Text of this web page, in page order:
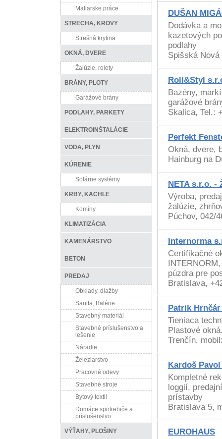
Maliarske práce
STRECHA, KROVY
Strešná krytina
OKNÁ, DVERE
Žalúzie, rolety
BRÁNY, PLOTY
Garážové brány
PODLAHY, PARKETY
ELEKTROINŠTALÁCIE
VODA, PLYN
KÚRENIE
Solárne systémy
KRBY, KACHLE
Komíny
KLIMATIZÁCIA
KAMENÁRSTVO
BETON
PREDAJ
Obklady, dlažby
Sanita, Batérie
Stavebný materiál
Stavebné príslušenstvo a
lešenie
Náradie
Železiarstvo
Pracovné odevy
Stavebné stroje
Bytový textil
Domáce spotrebiče a
príslušenstvo
VÝŤAHY, PLOŠINY
DUŠAN
Dodávka a
kazetových
podlahy
Spišská
Roll&Styl
Bazény,
garážové
Skalica, Tel.:
Perfekt
Okná, dvere,
Hainburg na
NETA s.r.o.
Výroba,
žalúzie,
Púchov, 042/
Internorma
Certifikačné
púzdra pre
Bratislava,
Patrik Hrnčár
Tieniaca
Plastové
Trenčín,
Kardoš
Kompletné
loggií,
prístavby
Bratislava 5,
EUROHAUS